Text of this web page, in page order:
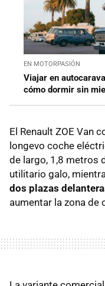
EN MOTORPASIÓN
Viajar en
cómo dormir sin
El Renault ZOE Van
longevo coche
de largo, 1,8 metros
utilitario galo,
dos plazas
aumentar la zona de